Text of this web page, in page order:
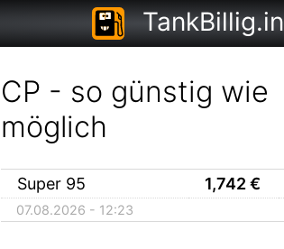
TankBillig.in
CP - so günstig wie
möglich
Super 95 1,742€
07.08.2026 - 12:23